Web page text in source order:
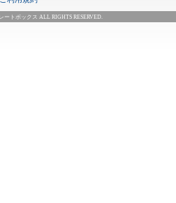
ートボックス ALL RIGHTS RESERVED.